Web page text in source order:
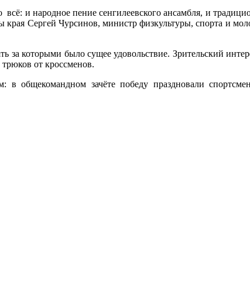
и народное пение сенгилеевского ансамбля, и
края Сергей Чурсинов, министр физкультуры, спорта и
за которыми было сущее удовольствие. Зрительский
от кроссменов.
в общекомандном зачёте победу праздновали